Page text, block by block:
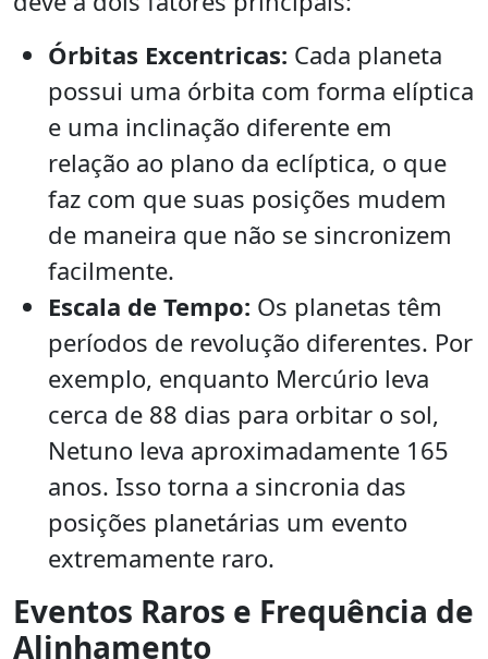
Órbitas Excentricas: Cada planeta
possui uma órbita com forma elíptica
e uma inclinação diferente em
relação ao plano da eclíptica, o que
faz com que suas posições mudem
de maneira que não se sincronizem
facilmente.
Escala de Tempo: Os planetas têm
períodos de revolução diferentes. Por
exemplo, enquanto Mercúrio leva
cerca de 88 dias para orbitar o sol,
Netuno leva aproximadamente 165
anos. Isso torna a sincronia das
posições planetárias um evento
extremamente raro.
Eventos Raros e Frequência de
Alinhamento